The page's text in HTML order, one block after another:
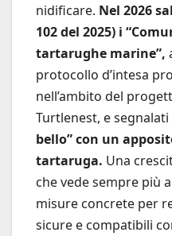
nidificare. Nel 2026
102 del 2025) i
tartarughe marine”,
protocollo d’intesa
nell’ambito del
Turtlenest, e
bello” con un
tartaruga. Una
che vede sempre più
misure concrete per
sicure e compatibili